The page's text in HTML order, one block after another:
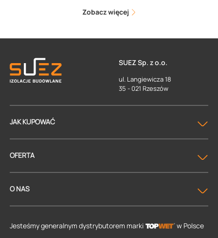
Zobacz więcej
SUEZ Sp. z o.o.
ul. Langiewicza 18
35 - 021 Rzeszów
JAK KUPOWAĆ
OFERTA
O NAS
Jesteśmy generalnym dystrybutorem marki w Polsce